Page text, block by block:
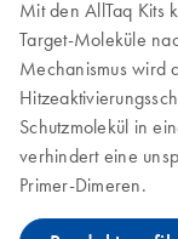
Mit den AllTaq Kits
Target-Moleküle
Mechanismus wird
Schutzmolekül in
verhindert eine
Primer-Dimeren.